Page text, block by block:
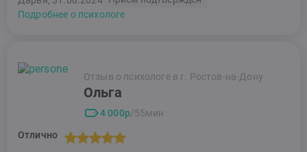
Подробнее о психологе
Отзыв о психологе в г. Ростов-на-Дону
Ольга
4 000р/55мин
Отлично